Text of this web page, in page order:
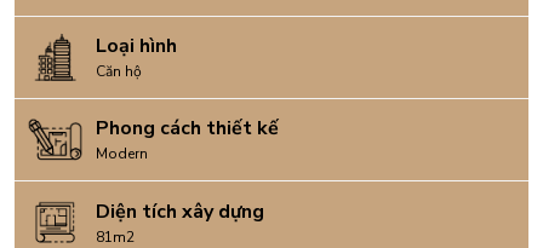
Loại hình
Căn hộ
Phong cách thiết kế
Modern
Diện tích xây dựng
81m2